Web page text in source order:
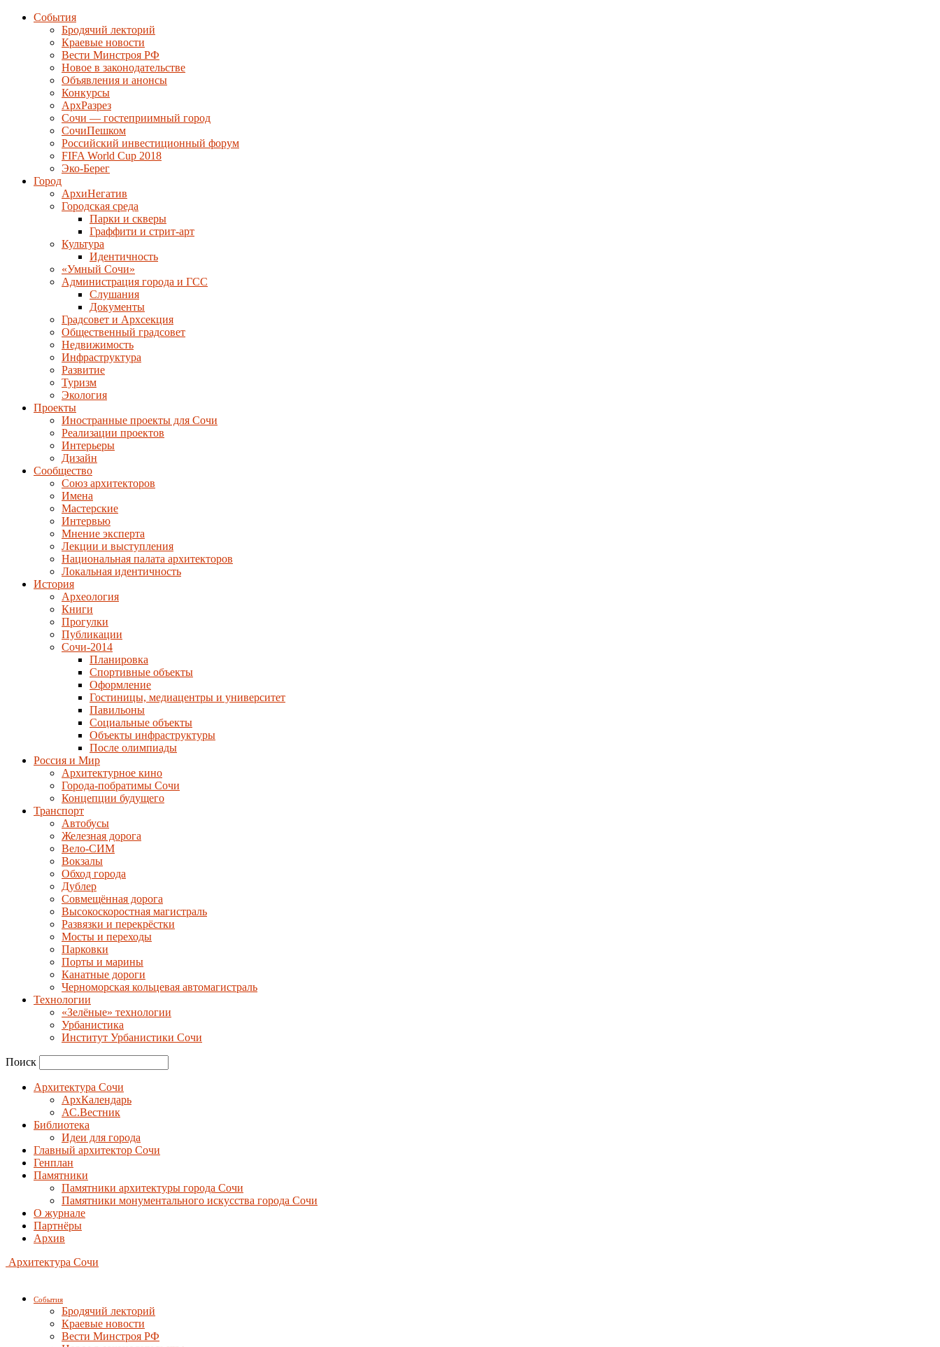
События
Бродячий лекторий
Краевые новости
Вести Минстроя РФ
Новое в законодательстве
Объявления и анонсы
Конкурсы
АрхРазрез
Сочи — гостеприимный город
СочиПешком
Российский инвестиционный форум
FIFA World Cup 2018
Эко-Берег
Город
АрхиНегатив
Городская среда
Парки и скверы
Граффити и стрит-арт
Культура
Идентичность
«Умный Сочи»
Администрация города и ГСС
Слушания
Документы
Градсовет и Архсекция
Общественный градсовет
Недвижимость
Инфраструктура
Развитие
Туризм
Экология
Проекты
Иностранные проекты для Сочи
Реализации проектов
Интерьеры
Дизайн
Сообщество
Союз архитекторов
Имена
Мастерские
Интервью
Мнение эксперта
Лекции и выступления
Национальная палата архитекторов
Локальная идентичность
История
Археология
Книги
Прогулки
Публикации
Сочи-2014
Планировка
Спортивные объекты
Оформление
Гостиницы, медиацентры и университет
Павильоны
Социальные объекты
Объекты инфраструктуры
После олимпиады
Россия и Мир
Архитектурное кино
Города-побратимы Сочи
Концепции будущего
Транспорт
Автобусы
Железная дорога
Вело-СИМ
Вокзалы
Обход города
Дублер
Совмещённая дорога
Высокоскоростная магистраль
Развязки и перекрёстки
Мосты и переходы
Парковки
Порты и марины
Канатные дороги
Черноморская кольцевая автомагистраль
Технологии
«Зелёные» технологии
Урбанистика
Институт Урбанистики Сочи
Поиск
Архитектура Сочи
АрхКалендарь
АС.Вестник
Библиотека
Идеи для города
Главный архитектор Сочи
Генплан
Памятники
Памятники архитектуры города Сочи
Памятники монументального искусства города Сочи
О журнале
Партнёры
Архив
Архитектура Сочи
События
Бродячий лекторий
Краевые новости
Вести Минстроя РФ